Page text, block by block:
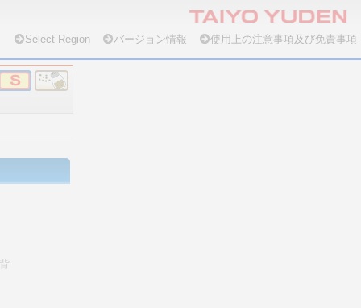
Select Region バージョン情報 使用上の注意事項及び免責事項